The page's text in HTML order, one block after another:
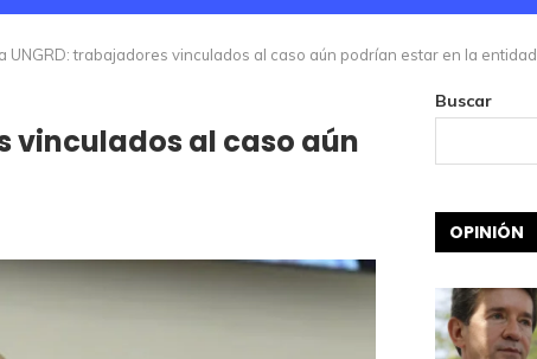
UNGRD: trabajadores vinculados al caso aún podrían estar en la entidad
vinculados al caso aún
Buscar
OPINIÓN